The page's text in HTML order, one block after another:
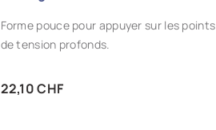
Forme pouce pour appuyer sur les points
de tension profonds.
Prix
22,10 CHF